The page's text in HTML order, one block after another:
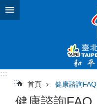
跳到主要內容區塊
:::
:::
首頁 健康諮詢FAQ